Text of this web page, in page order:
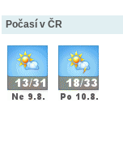
Počasí v ČR